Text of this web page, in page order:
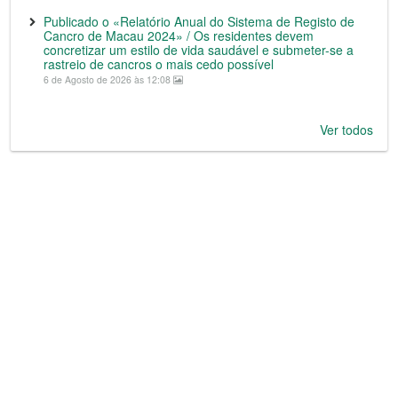
Publicado o «Relatório Anual do Sistema de Registo de
Cancro de Macau 2024» / Os residentes devem
concretizar um estilo de vida saudável e submeter-se a
rastreio de cancros o mais cedo possível
6 de Agosto de 2026 às 12:08
Ver todos